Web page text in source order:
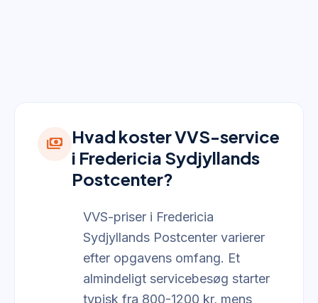
payments Hvad koster VVS-service
i Fredericia Sydjyllands
Postcenter?
VVS-priser i Fredericia
Sydjyllands Postcenter varierer
efter opgavens omfang. Et
almindeligt servicebesøg starter
typisk fra 800-1200 kr, mens